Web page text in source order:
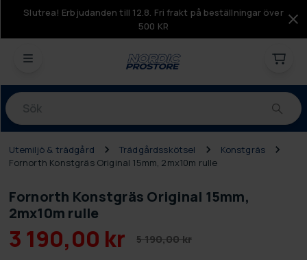
Slutrea! Erbjudanden till 12.8. Fri frakt på beställningar över
500 KR
Produkter
Utemiljö & trädgård Trädgårdsskötsel
Konstgräs
Fornorth Konstgräs Original 15mm, 2mx10m rulle
Fornorth Konstgräs Original 15mm,
2mx10m rulle
3 190,00 kr 5 190,00 kr